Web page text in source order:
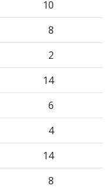
10
8
2
14
6
4
14
8